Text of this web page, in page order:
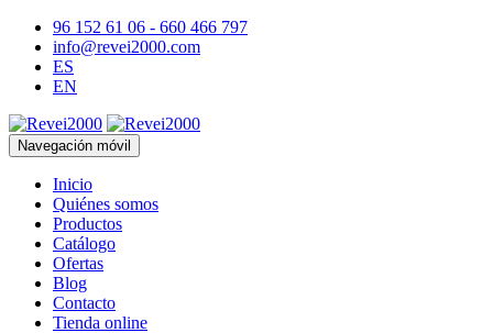
96 152 61 06 - 660 466 797
info@revei2000.com
ES
EN
Navegación móvil
Inicio
Quiénes somos
Productos
Catálogo
Ofertas
Blog
Contacto
Tienda online